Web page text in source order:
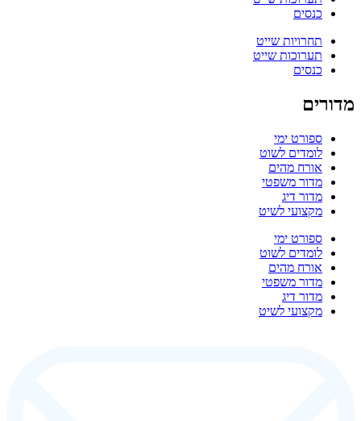
כנסים
תחרויות שייט
תערוכות שייט
כנסים
מדורים
ספורט ימי
לומדים לשוט
אורח מהים
מדור משפטי
מדור דיג
מקצועי לשיט
ספורט ימי
לומדים לשוט
אורח מהים
מדור משפטי
מדור דיג
מקצועי לשיט